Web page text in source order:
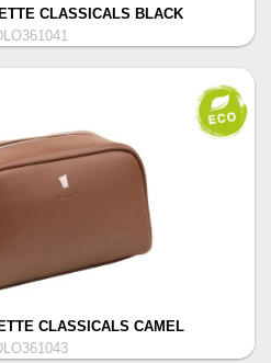
CLASSICALS BLACK
CLASSICALS CAMEL